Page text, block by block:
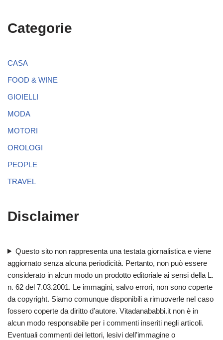
Categorie
CASA
FOOD & WINE
GIOIELLI
MODA
MOTORI
OROLOGI
PEOPLE
TRAVEL
Disclaimer
Questo sito non rappresenta una testata giornalistica e viene
aggiornato senza alcuna periodicità. Pertanto, non può essere
considerato in alcun modo un prodotto editoriale ai sensi della L.
n. 62 del 7.03.2001. Le immagini, salvo errori, non sono coperte
da copyright. Siamo comunque disponibili a rimuoverle nel caso
fossero coperte da diritto d’autore. Vitadanababbi.it non è in
alcun modo responsabile per i commenti inseriti negli articoli.
Eventuali commenti dei lettori, lesivi dell’immagine o